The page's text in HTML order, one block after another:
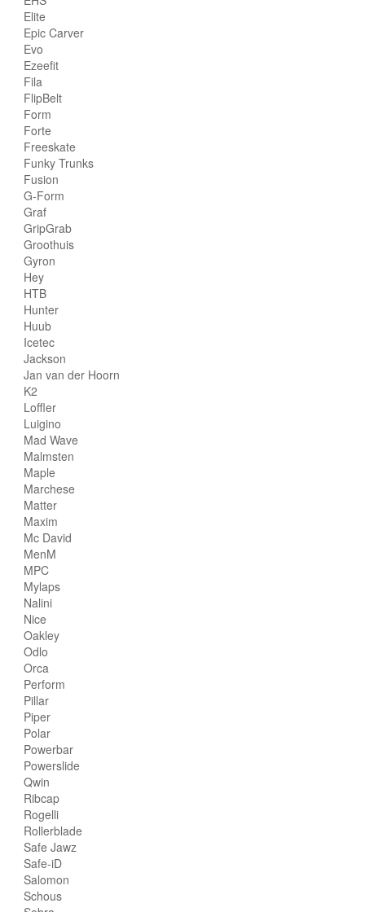
Elite
Epic Carver
Evo
Ezeefit
Fila
FlipBelt
Form
Forte
Freeskate
Funky Trunks
Fusion
G-Form
Graf
GripGrab
Groothuis
Gyron
Hey
HTB
Hunter
Huub
Icetec
Jackson
Jan van der Hoorn
K2
Loffler
Luigino
Mad Wave
Malmsten
Maple
Marchese
Matter
Maxim
Mc David
MenM
MPC
Mylaps
Nalini
Nice
Oakley
Odlo
Orca
Perform
Pillar
Piper
Polar
Powerbar
Powerslide
Qwin
Ribcap
Rogelli
Rollerblade
Safe Jawz
Safe-iD
Salomon
Schous